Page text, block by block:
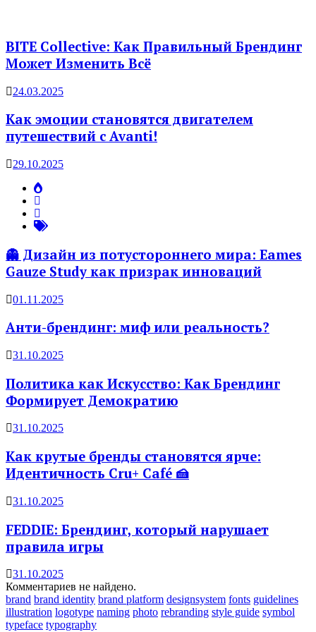
BITE Collective: Как Правильный Брендинг
Может Изменить Всё
24.03.2025
Как эмоции становятся двигателем
путешествий с Avanti!
29.10.2025
👻 Дизайн из потустороннего мира: Eames
Gauze Study как призрак инноваций
01.11.2025
Анти-брендинг: миф или реальность?
31.10.2025
Политика как Искусство: Как Брендинг
Формирует Демократию
31.10.2025
Как крутые бренды становятся ярче:
Идентичность Cru+ Café 🍰
31.10.2025
FEDDIE: Брендинг, который нарушает
правила игры
31.10.2025
Комментариев не найдено.
brand brand identity brand platform designsystem fonts guidelines
illustration logotype naming photo rebranding style guide symbol
typeface typography